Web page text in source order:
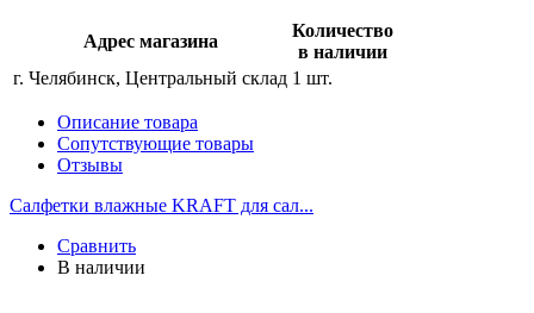
Адрес магазина
Количество
в наличии
г. Челябинск, Центральный склад 1 шт.
Описание товара
Сопутствующие товары
Отзывы
Салфетки влажные KRAFT для сал...
Сравнить
В наличии